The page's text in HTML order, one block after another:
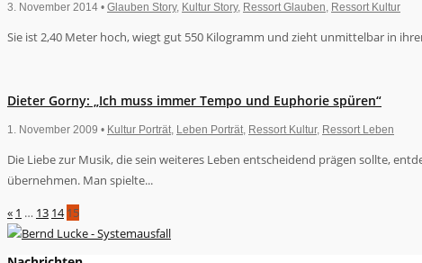
3. November 2014 • Glauben Story, Kultur Story, Ressort Glauben, Ressort Kultur
Sie ist 2,40 Meter hoch, wiegt gut 550 Kilogramm und zieht unmittelbar in
Dieter Gorny: „Ich muss immer Tempo und Euphorie spüren“
1. November 2009 • Kultur Porträt, Leben Porträt, Ressort Kultur, Ressort Leben
Die Liebe zur Musik, die sein weiteres Leben entscheidend prägen sollte,
übernehmen. Man spielte...
« 1 … 13 14 15